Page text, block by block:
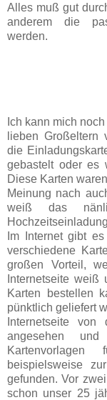
Alles muß gut
anderem die
werden.
Ich kann mich
lieben Großeltern
die
gebastelt oder es
Diese Karten
Meinung nach
weiß das
Im Internet gibt
verschiedene
großen Vorteil,
Internetseite
Karten bestellen
pünktlich geliefert
Internetseite von
angesehen
Kartenvorlagen
beispielsweise
gefunden. Vor
schon unser 25